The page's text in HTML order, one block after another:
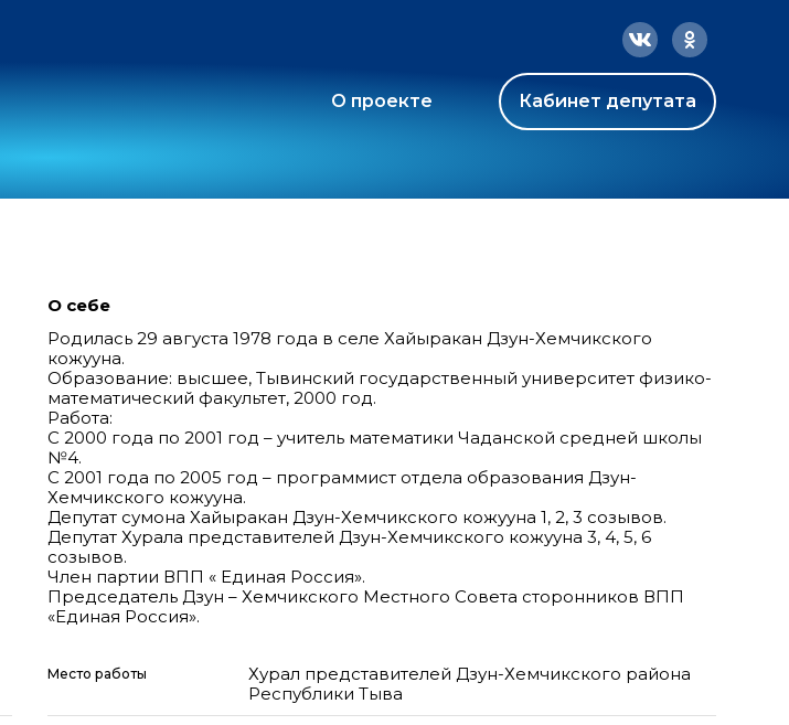
О проекте Кабинет депутата
О себе
Родилась 29 августа 1978 года в селе Хайыракан Дзун-Хемчикского
кожууна.
Образование: высшее, Тывинский государственный университет физико-
математический факультет, 2000 год.
Работа:
С 2000 года по 2001 год – учитель математики Чаданской средней школы
№4.
С 2001 года по 2005 год – программист отдела образования Дзун-
Хемчикского кожууна.
Депутат сумона Хайыракан Дзун-Хемчикского кожууна 1, 2, 3 созывов.
Депутат Хурала представителей Дзун-Хемчикского кожууна 3, 4, 5, 6
созывов.
Член партии ВПП « Единая Россия».
Председатель Дзун – Хемчикского Местного Совета сторонников ВПП
«Единая Россия».
Место работы
Хурал представителей Дзун-Хемчикского района
Республики Тыва